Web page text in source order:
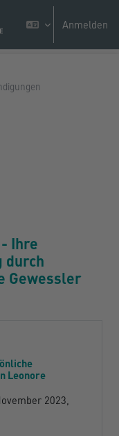
Anmelden
Ihre
durch
Gewessler
Leonore
2023,